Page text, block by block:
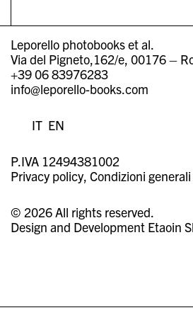
Leporello photobooks et al.
Via del Pigneto,162/e, 00176 –
+39 06 83976283
info@leporello-books.com
IT EN
P.IVA 12494381002
Privacy policy Condizioni
© 2026 All rights reserved.
Design and Development Etaoin